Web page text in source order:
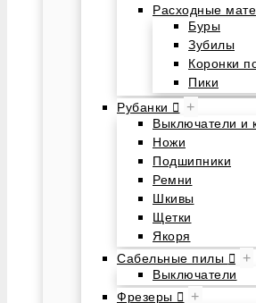
Расходные
Буры
Зубилы
Коронки
Пики
Рубанки
+
Выключатели и
Ножи
Подшипники
Ремни
Шкивы
Щетки
Якоря
Сабельные пилы
+
Выключатели
Фрезеры
+